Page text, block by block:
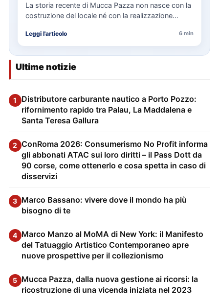
La storia recente di Mucca Pazza non nasce con la
costruzione del locale né con la realizzazione
Leggi l'articolo 6 min
Ultime notizie
1
Distributore carburante nautico a Porto Pozzo:
rifornimento rapido tra Palau, La Maddalena e
Santa Teresa Gallura
2 ConRoma 2026: Consumerismo No Profit informa
gli abbonati ATAC sui loro diritti – il Pass Dott da
90 corse, come ottenerlo e cosa spetta in caso di
disservizi
3 Marco Bassano: vivere dove il mondo ha più
bisogno di te
4 Marco Manzo al MoMA di New York: il Manifesto
del Tatuaggio Artistico Contemporaneo apre
nuove prospettive per il collezionismo
5 Mucca Pazza, dalla nuova gestione ai ricorsi: la
ricostruzione di una vicenda iniziata nel 2023